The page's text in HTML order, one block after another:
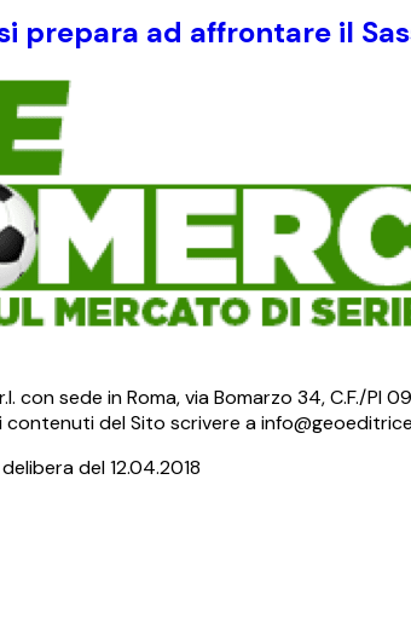
prepara ad affrontare il
con sede in Roma, via Bomarzo 34, C.F./
del Sito scrivere a
del 12.04.2018